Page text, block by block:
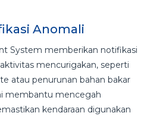
Anomali
System memberikan notifikasi
mencurigakan, seperti
atau penurunan bahan bakar
membantu mencegah
kendaraan digunakan